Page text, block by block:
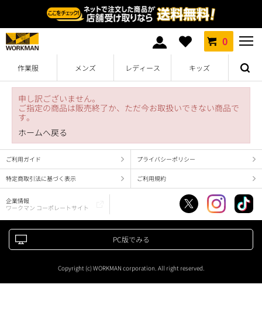
0
作業服 メンズ レディース キッズ
申し訳ございません。
ご指定の商品は販売終了か、ただ今お取扱いできない商品で
す。
ホームへ戻る
ご利用ガイド プライバシーポリシー
特定商取引法に基づく表示 ご利用規約
企業情報
ワークマン コーポレートサイト
PC版でみる
Copyright (c) WORKMAN corporation. All right reserved.